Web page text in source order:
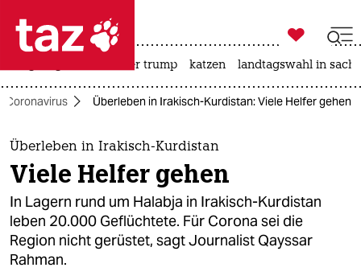
 taz zahl ich
taz zahl ich
themen
politik
öko
gesellschaft

taz zahl ich
usa unter trump katzen landtagswahl in
Coronavirus Überleben in Irakisch-Kurdistan: Viele Helfer gehen
Überleben in Irakisch-Kurdistan
Viele Helfer gehen
In Lagern rund um Halabja in Irakisch-Kurdistan
leben 20.000 Geflüchtete. Für Corona sei die
Region nicht gerüstet, sagt Journalist Qayssar
Rahman.